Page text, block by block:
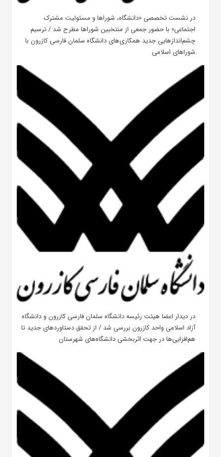
در نشست تخصصی «دانشگاه، شوراها و مسئولیت مشترک
اجتماعی» با حضور جمعی از منتخبین شوراها مطرح شد / ترسیم
چشم‌اندازهایی جدید همکاری‌های دانشگاه سلمان فارسی کازرون با
شوراهای اسلامی
در دیدار اعضا هیئت رئیسه دانشگاه سلمان فارسی کازرون و دانشگاه
آزاد اسلامی واحد کازرون بررسی شد / از تحقق دستاوردهای جدید تا
هم‌افزایی‌ها در جهت اثربخشی دانشگاه‌های شهرستان